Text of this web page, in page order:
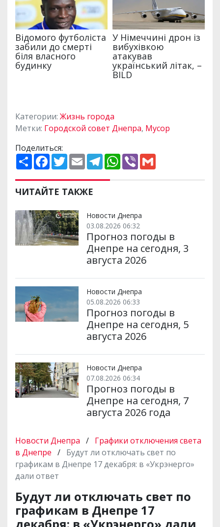
Категории: Жизнь города
Метки: Городской совет Днепра, Мусор
Поделиться:
П
о
и
р
и
и
F
a
e
b
o
k
T
w
t
t
e
E
m
i
l
T
e
e
m
W
h
p
V
ЧИТАЙТЕ ТАКЖЕ
Новости Днепра
03.08.2026 06:32
Прогноз погоды в
Днепре на сегодня, 3
августа 2026
Новости Днепра
05.08.2026 06:33
Прогноз погоды в
Днепре на сегодня, 5
августа 2026
Новости Днепра
07.08.2026 06:34
Прогноз погоды в
Днепре на сегодня, 7
августа 2026 года
Новости Днепра / Графики отключения света
в Днепре / Будут ли отключать свет по
графикам в Днепре 17 декабря: в «Укрэнерго»
дали ответ
Будут ли отключать свет по
графикам в Днепре 17
декабря: в «Укрэнерго» дали